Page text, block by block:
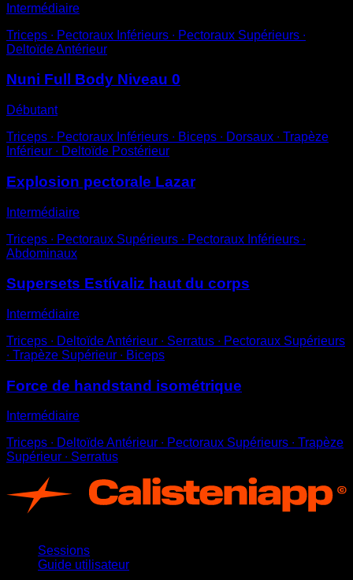
Intermédiaire
Triceps ∙ Pectoraux Inférieurs ∙ Pectoraux Supérieurs ∙
Deltoïde Antérieur
Nuni Full Body Niveau 0
Débutant
Triceps ∙ Pectoraux Inférieurs ∙ Biceps ∙ Dorsaux ∙ Trapèze
Inférieur ∙ Deltoïde Postérieur
Explosion pectorale Lazar
Intermédiaire
Triceps ∙ Pectoraux Supérieurs ∙ Pectoraux Inférieurs ∙
Abdominaux
Supersets Estívaliz haut du corps
Intermédiaire
Triceps ∙ Deltoïde Antérieur ∙ Serratus ∙ Pectoraux Supérieurs
∙ Trapèze Supérieur ∙ Biceps
Force de handstand isométrique
Intermédiaire
Triceps ∙ Deltoïde Antérieur ∙ Pectoraux Supérieurs ∙ Trapèze
Supérieur ∙ Serratus
Sessions
Guide utilisateur